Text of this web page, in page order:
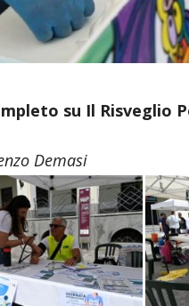
su Il Risveglio
Demasi